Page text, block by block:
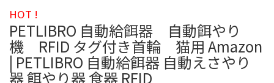
HOT !
PETLIBRO 自動給餌器 自動餌やり
機 RFID タグ付き首輪 猫用 Amazon
| PETLIBRO 自動給餌器 自動えさやり
器 餌やり器 食器 RFID